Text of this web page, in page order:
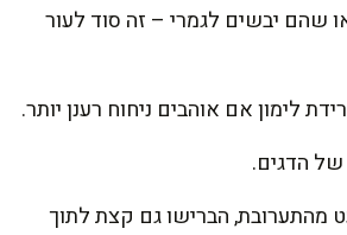
שהם יבשים לגמרי – זה סוד לעור
לימון אם אוהבים ניחוח רענן יותר.
הדגים.
מהתערובת, הברישו גם קצת לתוך